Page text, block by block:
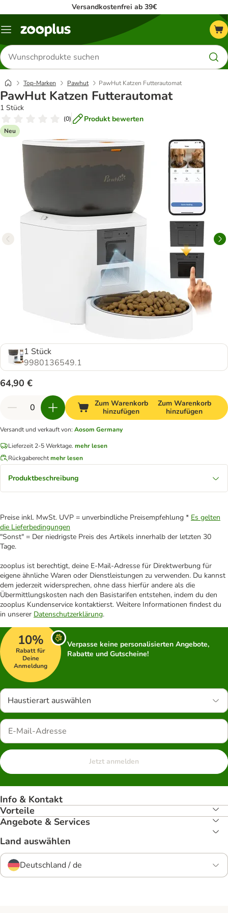
Versandkostenfrei ab 39€
Menü
Produkte
suchen
Top-Marken Pawhut PawHut Katzen Futterautomat
PawHut Katzen Futterautomat
1 Stück
(0) Produkt bewerten
Neu
1 Stück
9980136549.1
64,90 €
Zum Warenkorb
hinzufügen
Zum Warenkorb
hinzufügen
Versandt und verkauft von: Aosom Germany
Lieferzeit 2-5 Werktage. mehr lesen
Rückgaberechtmehr lesen
Produktbeschreibung
Preise inkl. MwSt. UVP = unverbindliche Preisempfehlung * Es gelten
die Lieferbedingungen
"Sonst" = Der niedrigste Preis des Artikels innerhalb der letzten 30
Tage.
zooplus ist berechtigt, deine E-Mail-Adresse für Direktwerbung für
eigene ähnliche Waren oder Dienstleistungen zu verwenden. Du kannst
dem jederzeit widersprechen, ohne dass hierfür andere als die
Übermittlungskosten nach den Basistarifen entstehen, indem du den
zooplus Kundenservice kontaktierst. Weitere Informationen findest du
in unserer Datenschutzerklärung.
10%
Rabatt für
Deine
Anmeldung
Verpasse keine personalisierten Angebote,
Rabatte und Gutscheine!
Haustierart auswählen
Jetzt anmelden
Info & Kontakt
Vorteile
Angebote & Services
Land auswählen
Deutschland / de